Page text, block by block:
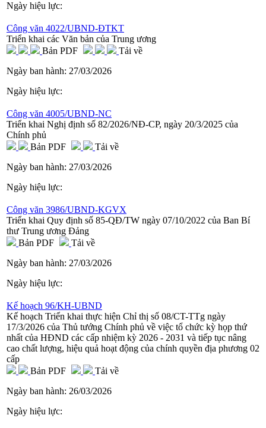
Ngày hiệu lực:
Công văn 4022/UBND-ĐTKT
Triển khai các Văn bản của Trung ương
Bản PDF
Tải về
Ngày ban hành: 27/03/2026
Ngày hiệu lực:
Công văn 4005/UBND-NC
Triển khai Nghị định số 82/2026/NĐ-CP, ngày 20/3/2025 của
Chính phủ
Bản PDF
Tải về
Ngày ban hành: 27/03/2026
Ngày hiệu lực:
Công văn 3986/UBND-KGVX
Triển khai Quy định số 85-QĐ/TW ngày 07/10/2022 của Ban Bí
thư Trung ương Đảng
Bản PDF
Tải về
Ngày ban hành: 27/03/2026
Ngày hiệu lực:
Kế hoạch 96/KH-UBND
Kế hoạch Triển khai thực hiện Chỉ thị số 08/CT-TTg ngày
17/3/2026 của Thủ tướng Chính phủ về việc tổ chức kỳ họp thứ
nhất của HĐND các cấp nhiệm kỳ 2026 - 2031 và tiếp tục nâng
cao chất lượng, hiệu quả hoạt động của chính quyền địa phương 02
cấp
Bản PDF
Tải về
Ngày ban hành: 26/03/2026
Ngày hiệu lực: